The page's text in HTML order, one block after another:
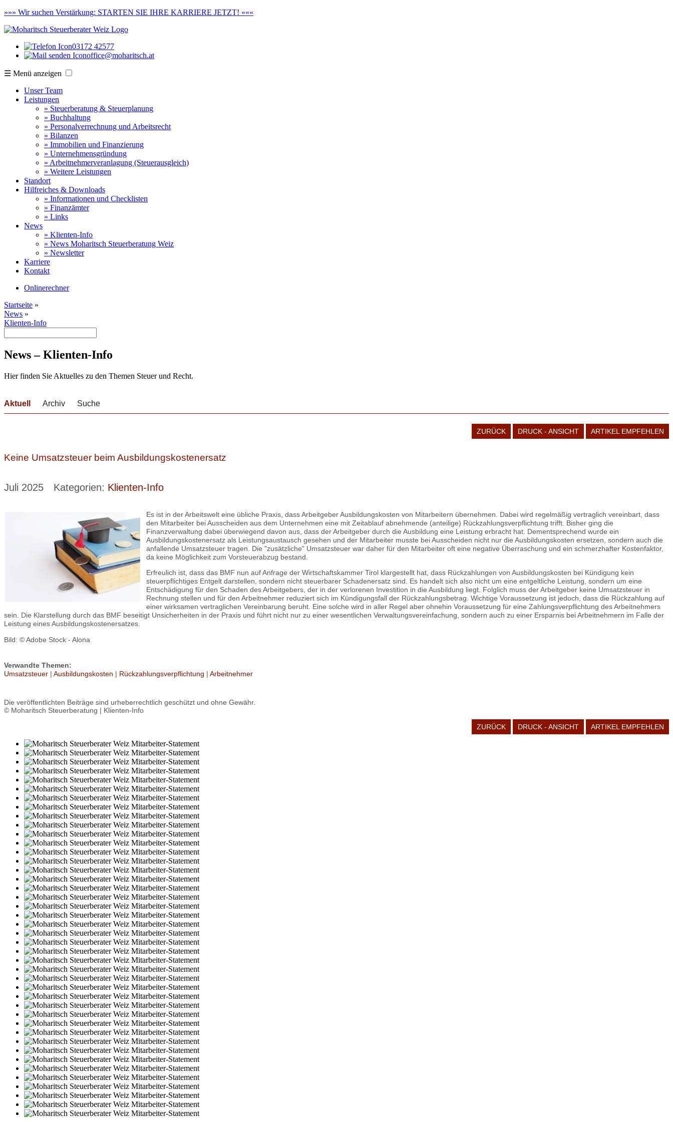
»»» Wir suchen Verstärkung: STARTEN SIE IHRE KARRIERE JETZT! «««
03172 42577
office@moharitsch.at
☰ Menü anzeigen
Unser Team
Leistungen
» Steuerberatung & Steuerplanung
» Buchhaltung
» Personalverrechnung und Arbeitsrecht
» Bilanzen
» Immobilien und Finanzierung
» Unternehmensgründung
» Arbeitnehmerveranlagung (Steuerausgleich)
» Weitere Leistungen
Standort
Hilfreiches & Downloads
» Informationen und Checklisten
» Finanzämter
» Links
News
» Klienten-Info
» News Moharitsch Steuerberatung Weiz
» Newsletter
Karriere
Kontakt
Onlinerechner
Startseite »
News »
Klienten-Info
News – Klienten-Info
Hier finden Sie Aktuelles zu den Themen Steuer und Recht.
Aktuell Archiv Suche
ZURÜCK DRUCK - ANSICHT ARTIKEL EMPFEHLEN
Keine Umsatzsteuer beim Ausbildungskostenersatz
Juli 2025 Kategorien: Klienten-Info
Es ist in der Arbeitswelt eine übliche Praxis, dass Arbeitgeber Ausbildungskosten von Mitarbeitern übernehmen. Dabei wird regelmäßig vertraglich vereinbart, dass
den Mitarbeiter bei Ausscheiden aus dem Unternehmen eine mit Zeitablauf abnehmende (anteilige) Rückzahlungsverpflichtung trifft. Bisher ging die
Finanzverwaltung dabei überwiegend davon aus, dass der Arbeitgeber durch die Ausbildung eine Leistung erbracht hat. Dementsprechend wurde ein
Ausbildungskostenersatz als Leistungsaustausch gesehen und der Mitarbeiter musste bei Ausscheiden nicht nur die Ausbildungskosten ersetzen, sondern auch die
anfallende Umsatzsteuer tragen. Die "zusätzliche" Umsatzsteuer war daher für den Mitarbeiter oft eine negative Überraschung und ein schmerzhafter Kostenfaktor,
da keine Möglichkeit zum Vorsteuerabzug bestand.
Erfreulich ist, dass das BMF nun auf Anfrage der Wirtschaftskammer Tirol klargestellt hat, dass Rückzahlungen von Ausbildungskosten bei Kündigung kein
steuerpflichtiges Entgelt darstellen, sondern nicht steuerbarer Schadenersatz sind. Es handelt sich also nicht um eine entgeltliche Leistung, sondern um eine
Entschädigung für den Schaden des Arbeitgebers, der in der verlorenen Investition in die Ausbildung liegt. Folglich muss der Arbeitgeber keine Umsatzsteuer in
Rechnung stellen und für den Arbeitnehmer reduziert sich im Kündigungsfall der Rückzahlungsbetrag. Wichtige Voraussetzung ist jedoch, dass die Rückzahlung auf
einer wirksamen vertraglichen Vereinbarung beruht. Eine solche wird in aller Regel aber ohnehin Voraussetzung für eine Zahlungsverpflichtung des Arbeitnehmers
sein. Die Klarstellung durch das BMF beseitigt Unsicherheiten in der Praxis und führt nicht nur zu einer wesentlichen Verwaltungsvereinfachung, sondern auch zu einer Ersparnis bei Arbeitnehmern im Falle der
Leistung eines Ausbildungskostenersatzes.
Bild: © Adobe Stock - Alona
Verwandte Themen:
Umsatzsteuer | Ausbildungskosten | Rückzahlungsverpflichtung | Arbeitnehmer
Die veröffentlichten Beiträge sind urheberrechtlich geschützt und ohne Gewähr.
© Moharitsch Steuerberatung | Klienten-Info
ZURÜCK DRUCK - ANSICHT ARTIKEL EMPFEHLEN